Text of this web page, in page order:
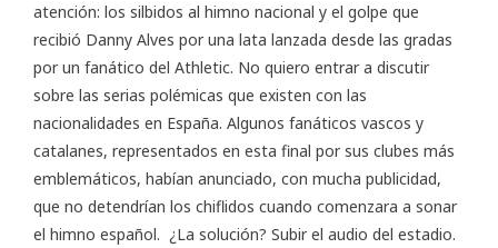
atención: los silbidos al himno nacional y el golpe que
recibió Danny Alves por una lata lanzada desde las gradas
por un fanático del Athletic. No quiero entrar a discutir
sobre las serias polémicas que existen con las
nacionalidades en España. Algunos fanáticos vascos y
catalanes, representados en esta final por sus clubes más
emblemáticos, habían anunciado, con mucha publicidad,
que no detendrían los chiflidos cuando comenzara a sonar
el himno español. ¿La solución? Subir el audio del estadio.